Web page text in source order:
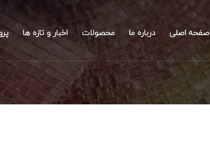
صفحه اصلی درباره ما محصولات اخبار و تازه ها